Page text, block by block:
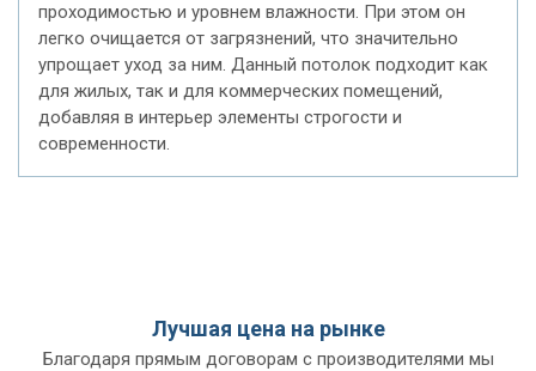
проходимостью и уровнем влажности. При этом он
легко очищается от загрязнений, что значительно
упрощает уход за ним. Данный потолок подходит как
для жилых, так и для коммерческих помещений,
добавляя в интерьер элементы строгости и
современности.
Лучшая цена на рынке
Благодаря прямым договорам с производителями мы